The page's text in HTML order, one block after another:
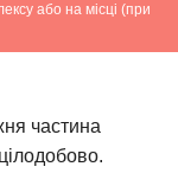
або на місці (при
частина